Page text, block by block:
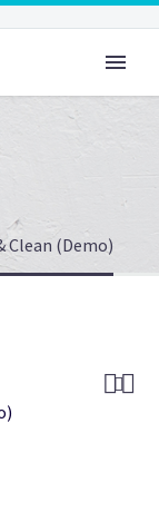
Clean (Demo)
